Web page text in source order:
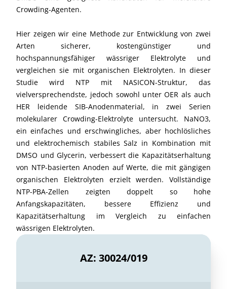
Crowding-Agenten.
Hier zeigen wir eine Methode zur Entwicklung von zwei
Arten sicherer, kostengünstiger und
hochspannungsfähiger wässriger Elektrolyte und
vergleichen sie mit organischen Elektrolyten. In dieser
Studie wird NTP mit NASICON-Struktur, das
vielversprechendste, jedoch sowohl unter OER als auch
HER leidende SIB-Anodenmaterial, in zwei Serien
molekularer Crowding-Elektrolyte untersucht. NaNO3,
ein einfaches und erschwingliches, aber hochlösliches
und elektrochemisch stabiles Salz in Kombination mit
DMSO und Glycerin, verbessert die Kapazitätserhaltung
von NTP-basierten Anoden auf Werte, die mit gängigen
organischen Elektrolyten erzielt werden. Vollständige
NTP-PBA-Zellen zeigten doppelt so hohe
Anfangskapazitäten, bessere Effizienz und
Kapazitätserhaltung im Vergleich zu einfachen
wässrigen Elektrolyten.
AZ: 30024/019